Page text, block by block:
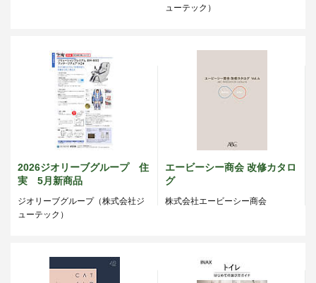
ューテック）
2026ジオリーブグループ 住
実 5月新商品
ジオリーブグループ（株式会社ジ
ューテック）
エービーシー商会 改修カタロ
グ
株式会社エービーシー商会